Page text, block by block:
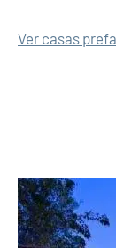
Ver casas